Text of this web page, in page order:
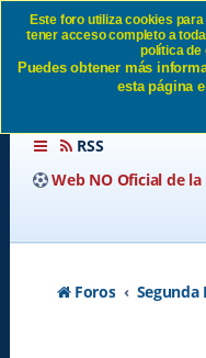
RSS
Web NO Oficial de
Foros
Este foro utiliza cookies
tener acceso completo a
política de
Puedes obtener más
esta página